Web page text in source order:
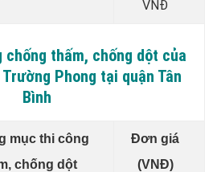
VNĐ
chống thấm, chống dột của
Phong tại quận Tân
Bình
mục thi công
chống dột
Đơn giá
(VNĐ)